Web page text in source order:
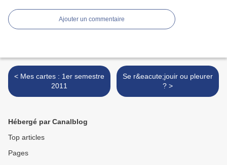
Ajouter un commentaire
< Mes cartes : 1er semestre
2011
Se r&eacute;jouir ou pleurer
? >
Hébergé par Canalblog
Top articles
Pages